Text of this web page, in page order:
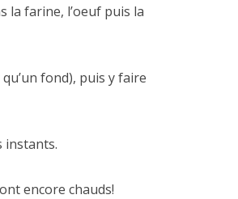
la farine, l’oeuf puis la
fond), puis y faire
instants.
encore chauds!